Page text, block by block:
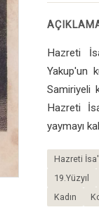
Hazreti
Yakup'un
Samiriyeli
Hazreti
yaymayı
Hazreti
19.Yüzyıl
Kadın